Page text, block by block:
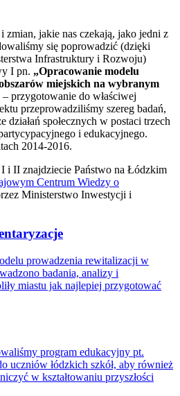
zmian, jakie nas czekają, jako jedni z
się poprowadzić (dzięki
Infrastruktury i Rozwoju)
I pn. „Opracowanie modelu
miejskich na wybranym
– przygotowanie do właściwej
przeprowadziliśmy szereg badań,
działań społecznych w postaci trzech
i edukacyjnego.
2014-2016.
i II znajdziecie Państwo na Łódzkim
Centrum Wiedzy o
Ministerstwo Inwestycji i
prowadzenia rewitalizacji w
badania, analizy i
miastu jak najlepiej przygotować
program edukacyjny pt.
uczniów łódzkich szkół, aby również
w kształtowaniu przyszłości